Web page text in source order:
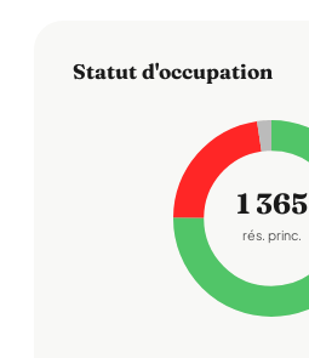
Statut d'occupation
1 365
rés. princ.